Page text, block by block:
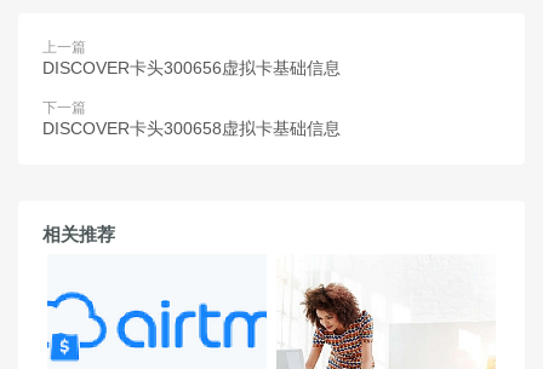
上一篇
DISCOVER卡头300656虚拟卡基础信息
下一篇
DISCOVER卡头300658虚拟卡基础信息
相关推荐